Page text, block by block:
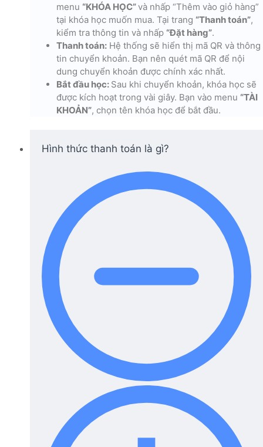
menu “KHÓA HỌC”và nhấp “Thêm vào giỏ hàng”
tại khóa học muốn mua. Tại trang “Thanh toán”,
kiểm tra thông tin và nhấp “Đặt hàng”.
Thanh toán: Hệ thống sẽ hiển thị mã QR và thông
tin chuyển khoản. Bạn nên quét mã QR để nội
dung chuyển khoản được chính xác nhất.
Bắt đầu học: Sau khi chuyển khoản, khóa học sẽ
được kích hoạt trong vài giây. Bạn vào menu “TÀI
KHOẢN”, chọn tên khóa học để bắt đầu.
Hình thức thanh toán là gì?